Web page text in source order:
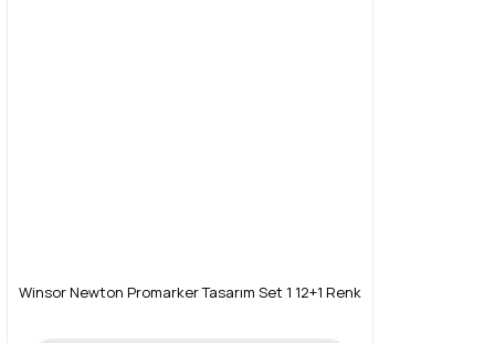
Winsor Newton Promarker Tasarım Set 1 12+1 Renk